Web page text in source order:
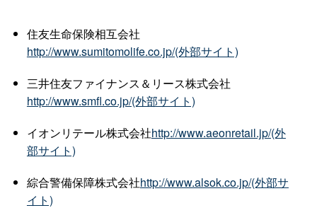
住友生命保険相互会社
http://www.sumitomolife.co.jp/(外部サイト)
三井住友ファイナンス＆リース株式会社
http://www.smfl.co.jp/(外部サイト)
イオンリテール株式会社http://www.aeonretail.jp/(外
部サイト)
綜合警備保障株式会社http://www.alsok.co.jp/(外部サ
イト)